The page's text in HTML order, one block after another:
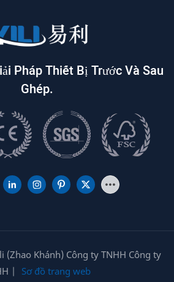
Pháp Thiết Bị Trước Và Sau
Ghép.
(Zhao Khánh) Công ty TNHH Công ty
|
Sơ đồ trang web